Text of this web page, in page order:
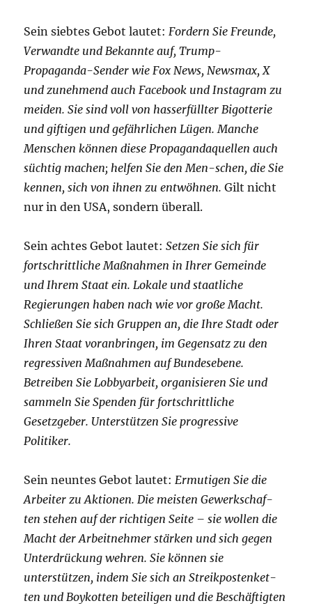
Sein siebtes Gebot lautet: Fordern Sie Freunde,
Verwandte und Bekannte auf, Trump-
Propaganda-Sender wie Fox News, Newsmax, X
und zunehmend auch Facebook und Instagram zu
meiden. Sie sind voll von hasserfüllter Bigotterie
und giftigen und gefährlichen Lügen. Manche
Menschen können diese Propagandaquellen auch
süchtig machen; helfen Sie den Men-schen, die Sie
kennen, sich von ihnen zu entwöhnen. Gilt nicht
nur in den USA, sondern überall.
Sein achtes Gebot lautet:Setzen Sie sich für
fortschrittliche Maßnahmen in Ihrer Gemeinde
und Ihrem Staat ein. Lokale und staatliche
Regierungen haben nach wie vor große Macht.
Schließen Sie sich Gruppen an, die Ihre Stadt oder
Ihren Staat voranbringen, im Gegensatz zu den
regressiven Maßnahmen auf Bundesebene.
Betreiben Sie Lobbyarbeit, organisieren Sie und
sammeln Sie Spenden für fortschrittliche
Gesetzgeber. Unterstützen Sie progressive
Politiker.
Sein neuntes Gebot lautet: Ermutigen Sie die
Arbeiter zu Aktionen. Die meisten Gewerkschaf-
ten stehen auf der richtigen Seite – sie wollen die
Macht der Arbeitnehmer stärken und sich gegen
Unterdrückung wehren. Sie können sie
unterstützen, indem Sie sich an Streikpostenket-
ten und Boykotten beteiligen und die Beschäftigten